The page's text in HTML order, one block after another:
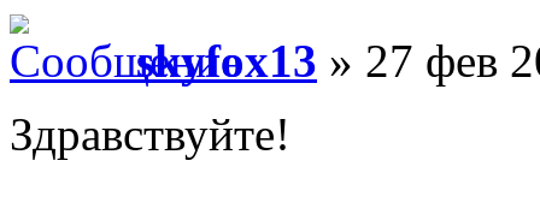
skyfox13 » 27 фев
Здравствуйте!